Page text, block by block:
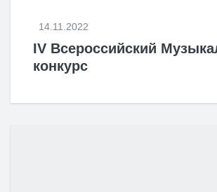
14.11.2022
IV Всероссийский
конкурс